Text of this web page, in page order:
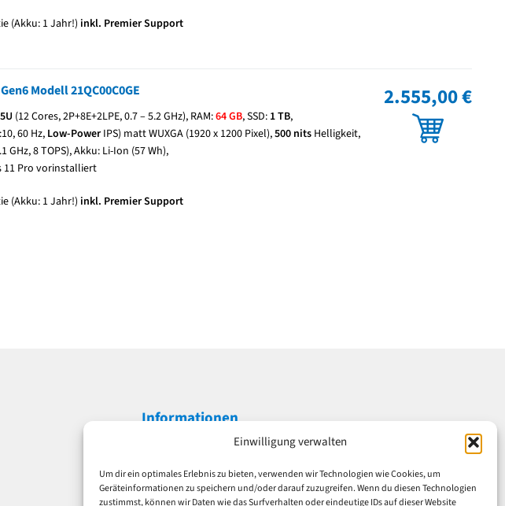
Einwilligung verwalten
Um dir ein optimales Erlebnis zu bieten, verwenden wir Technologien wie Cookies, um
Geräteinformationen zu speichern und/oder darauf zuzugreifen. Wenn du diesen Technologien
zustimmst, können wir Daten wie das Surfverhalten oder eindeutige IDs auf dieser Website
(Akku: 1 Jahr!) inkl. Premier Support
Modell 21QC00C0GE
(12 Cores, 2P+8E+2LPE, 0.7 – 5.2 GHz), RAM:64 GB, SSD: 1 TB,
60 Hz,Low-PowerIPS) matt WUXGA (1920 x 1200 Pixel),500 nits Helligkeit,
GHz, 8 TOPS), Akku: Li-Ion (57 Wh),
11 Pro vorinstalliert
(Akku: 1 Jahr!) inkl. Premier Support
2.555,00 €
Informationen
Datenschutz
AGB